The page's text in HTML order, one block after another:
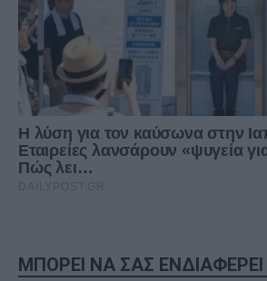
ΜΠΟΡΕΙ ΝΑ ΣΑΣ ΕΝΔΙΑΦΕΡΕΙ